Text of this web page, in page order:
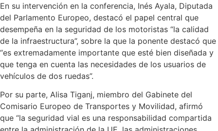
En su intervención en la conferencia, Inés Ayala, Diputada
del Parlamento Europeo, destacó el papel central que
desempeña en la seguridad de los motoristas “la calidad
de la infraestructura”, sobre la que la ponente destacó que
“es extremadamente importante que esté bien diseñada y
que tenga en cuenta las necesidades de los usuarios de
vehículos de dos ruedas”.
Por su parte, Alisa Tiganj, miembro del Gabinete del
Comisario Europeo de Transportes y Movilidad, afirmó
que “la seguridad vial es una responsabilidad compartida